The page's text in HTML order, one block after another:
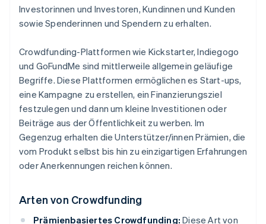
Investorinnen und Investoren, Kundinnen und Kunden
sowie Spenderinnen und Spendern zu erhalten.
Crowdfunding-Plattformen wie Kickstarter, Indiegogo
und GoFundMe sind mittlerweile allgemein geläufige
Begriffe. Diese Plattformen ermöglichen es Start-ups,
eine Kampagne zu erstellen, ein Finanzierungsziel
festzulegen und dann um kleine Investitionen oder
Beiträge aus der Öffentlichkeit zu werben. Im
Gegenzug erhalten die Unterstützer/innen Prämien, die
vom Produkt selbst bis hin zu einzigartigen Erfahrungen
oder Anerkennungen reichen können.
Arten von Crowdfunding
Prämienbasiertes Crowdfunding: Diese Art von